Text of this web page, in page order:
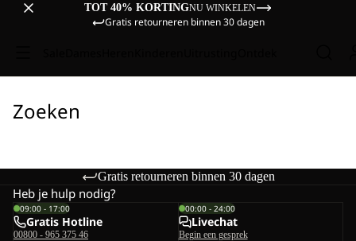
TOT 40% KORTINGNU WINKELEN
Gratis retourneren binnen 30 dagen
Zoeken
Gratis retourneren binnen 30 dagen
Heb je hulp nodig?
09:00 - 17:00
Gratis Hotline
00800 - 965 375 46
00:00 - 24:00
Livechat
Begin een gesprek